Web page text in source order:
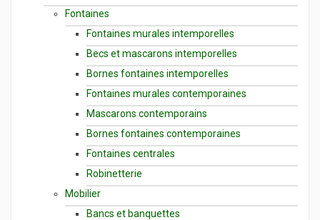
Fontaines
Fontaines murales intemporelles
Becs et mascarons intemporelles
Bornes fontaines intemporelles
Fontaines murales contemporaines
Mascarons contemporains
Bornes fontaines contemporaines
Fontaines centrales
Robinetterie
Mobilier
Bancs et banquettes